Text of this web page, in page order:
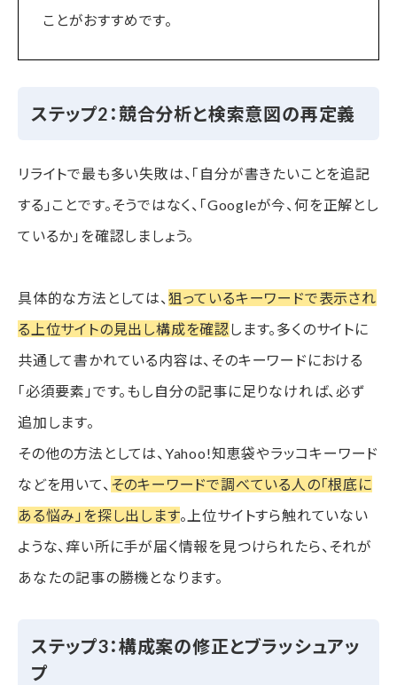
ことがおすすめです。
ステップ2：競合分析と検索意図の再定義
リライトで最も多い失敗は、「自分が書きたいことを追記
する」ことです。そうではなく、「Googleが今、何を正解とし
ているか」を確認しましょう。
具体的な方法としては、 狙っているキーワードで表示され
る上位サイトの見出し構成を確認 します。多くのサイトに
共通して書かれている内容は、そのキーワードにおける
「必須要素」です。もし自分の記事に足りなければ、必ず
追加します。
その他の方法としては、Yahoo!知恵袋やラッコキーワード
などを用いて、 そのキーワードで調べている人の「根底に
ある悩み」を探し出します。上位サイトすら触れていない
ような、痒い所に手が届く情報を見つけられたら、それが
あなたの記事の勝機となります。
ステップ3：構成案の修正とブラッシュアッ
プ